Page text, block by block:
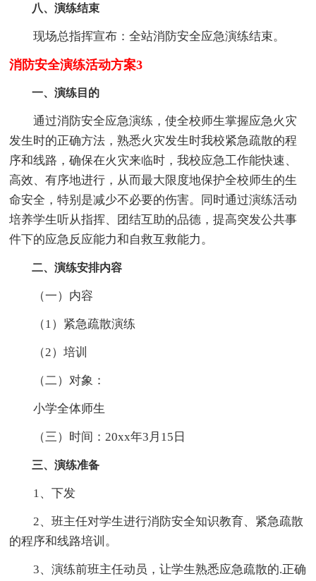
八、演练结束
现场总指挥宣布：全站消防安全应急演练结束。
消防安全演练活动方案3
一、演练目的
通过消防安全应急演练，使全校师生掌握应急火灾
发生时的正确方法，熟悉火灾发生时我校紧急疏散的程
序和线路，确保在火灾来临时，我校应急工作能快速、
高效、有序地进行，从而最大限度地保护全校师生的生
命安全，特别是减少不必要的伤害。同时通过演练活动
培养学生听从指挥、团结互助的品德，提高突发公共事
件下的应急反应能力和自救互救能力。
二、演练安排内容
（一）内容
（1）紧急疏散演练
（2）培训
（二）对象：
小学全体师生
（三）时间：20xx年3月15日
三、演练准备
1、下发
2、班主任对学生进行消防安全知识教育、紧急疏散
的程序和线路培训。
3、演练前班主任动员，让学生熟悉应急疏散的.正确